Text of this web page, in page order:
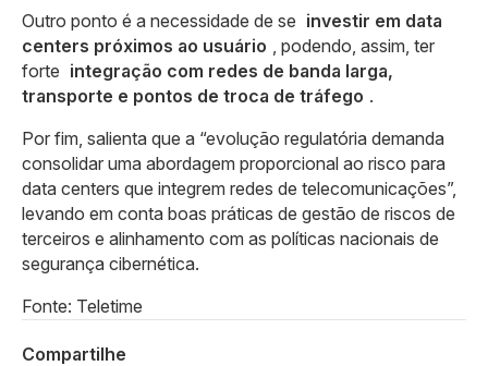
Outro ponto é a necessidade de se investir em data
centers próximos ao usuário
, podendo, assim, ter
forte integração com redes de banda larga,
transporte e pontos de troca de tráfego .
Por fim, salienta que a “evolução regulatória demanda
consolidar uma abordagem proporcional ao risco para
data centers que integrem redes de telecomunicações”,
levando em conta boas práticas de gestão de riscos de
terceiros e alinhamento com as políticas nacionais de
segurança cibernética.
Fonte: Teletime
Compartilhe